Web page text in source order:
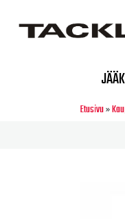
Etusivu»